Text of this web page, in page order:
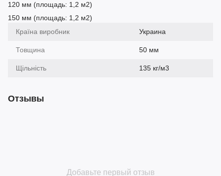
120 мм (площадь: 1,2 м2)
150 мм (площадь: 1,2 м2)
Країна виробник
Украина
Товщина 50 мм
Щільність 135 кг/м3
Отзывы
Добавьте первый отзыв